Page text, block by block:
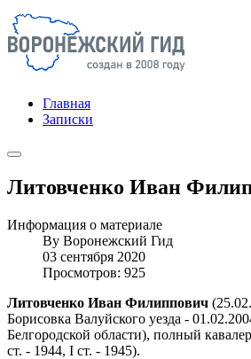
Главная
Записки
Литовченко Иван
Информация о материале
By Воронежский Гид
03 сентября 2020
Просмотров: 925
Литовченко Иван Филиппович
Борисовка Валуйского уезда -
Белгородской области), полный
ст. - 1944, I ст. - 1945).